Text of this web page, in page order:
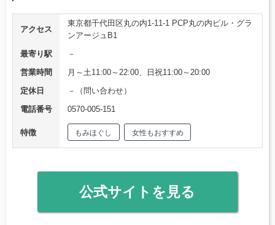
アクセス
東京都千代田区丸の内1-11-1 PCP丸の内ビル・グラ
ンアージュB1
最寄り駅
－
営業時間
月～土11:00～22:00、日祝11:00～20:00
定休日
－（問い合わせ）
電話番号
0570-005-151
特徴 もみほぐし 女性もおすすめ
公式サイトを見る